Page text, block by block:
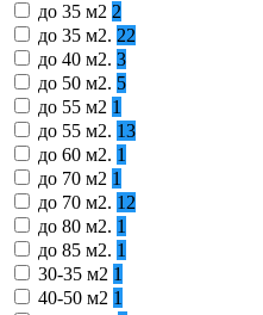
до 35 м2 2
до 35 м2. 22
до 40 м2. 3
до 50 м2. 5
до 55 м2 1
до 55 м2. 13
до 60 м2. 1
до 70 м2 1
до 70 м2. 12
до 80 м2. 1
до 85 м2. 1
30-35 м2 1
40-50 м2 1